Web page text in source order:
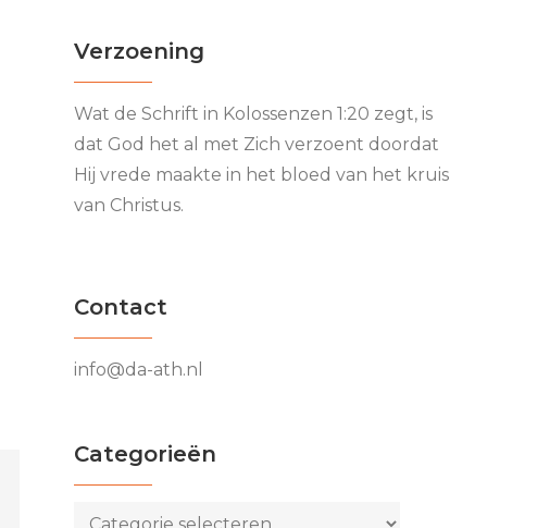
Verzoening
Wat de Schrift in Kolossenzen 1:20 zegt, is
dat God het al met Zich verzoent doordat
Hij vrede maakte in het bloed van het kruis
van Christus.
Contact
info@da-ath.nl
Categorieën
Categorieën